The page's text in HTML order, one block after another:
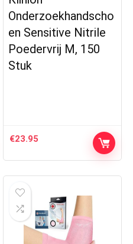
Onderzoekhandscho
en Sensitive Nitrile
Poedervrij M, 150
Stuk
€23.95